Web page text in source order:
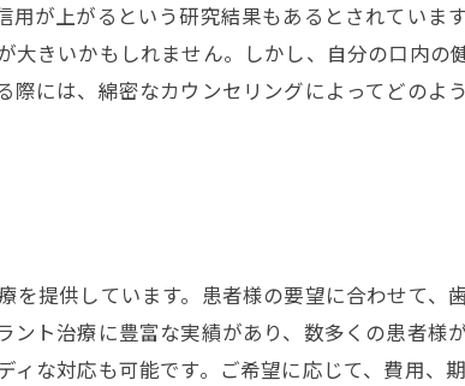
用が上がるという研究結果もあるとされていま
きいかもしれません。しかし、自分の口内の
際には、綿密なカウンセリングによってどのよ
提供しています。患者様の要望に合わせて、
ント治療に豊富な実績があり、数多くの患者様
な対応も可能です。ご希望に応じて、費用、